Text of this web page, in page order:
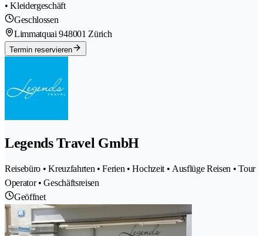
• Kleidergeschäft
Geschlossen
Limmatquai 948001 Zürich
Termin reservieren
Legends Travel GmbH
Reisebüro • Kreuzfahrten • Ferien • Hochzeit • Ausflüge Reisen • Tour
Operator • Geschäftsreisen
Geöffnet